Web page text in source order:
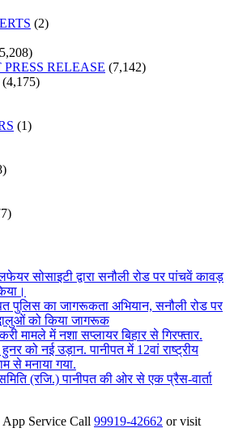
(2)
RELEASE (7,142)
(4,175)
(1)
सोसाइटी द्वारा सनौली रोड पर पांचवें कावड़
पुलिस का जागरूकता अभियान, सनौली रोड पर
को किया जागरूक
मामले में नशा सप्लायर बिहार से गिरफ्तार.
को नई उड़ान. पानीपत में 12वां राष्ट्रीय
से मनाया गया.
(रजि.) पानीपत की ओर से एक प्रैस-वार्ता
Service Call 99919-42662 or visit